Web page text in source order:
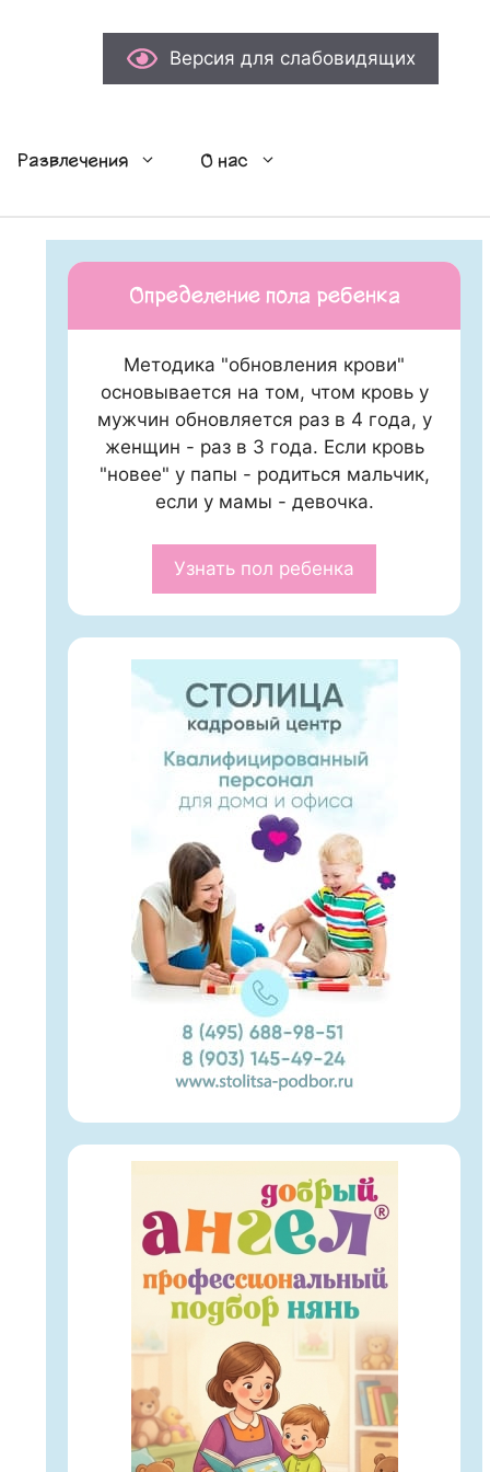
Версия для слабовидящих
Развлечения О нас
Определение пола ребенка
Методика "обновления крови"
основывается на том, чтом кровь у
мужчин обновляется раз в 4 года, у
женщин - раз в 3 года. Если кровь
"новее" у папы - родиться мальчик,
если у мамы - девочка.
Узнать пол ребенка